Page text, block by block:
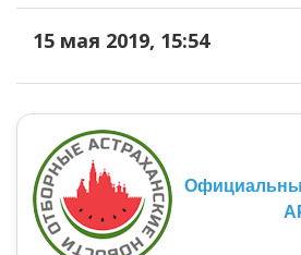
15 мая 2019, 15:54